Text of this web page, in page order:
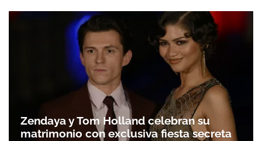
Zendaya y Tom Holland celebran su
matrimonio con exclusiva fiesta secreta